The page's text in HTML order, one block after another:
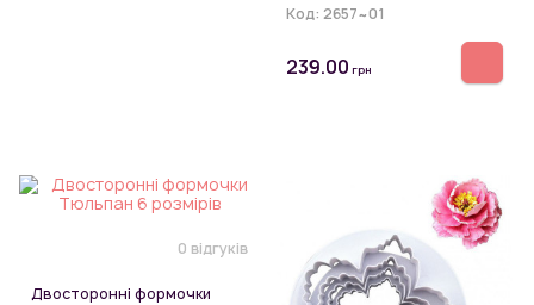
Код: 2657~01
239.00 грн
0 відгуків
Двосторонні формочки